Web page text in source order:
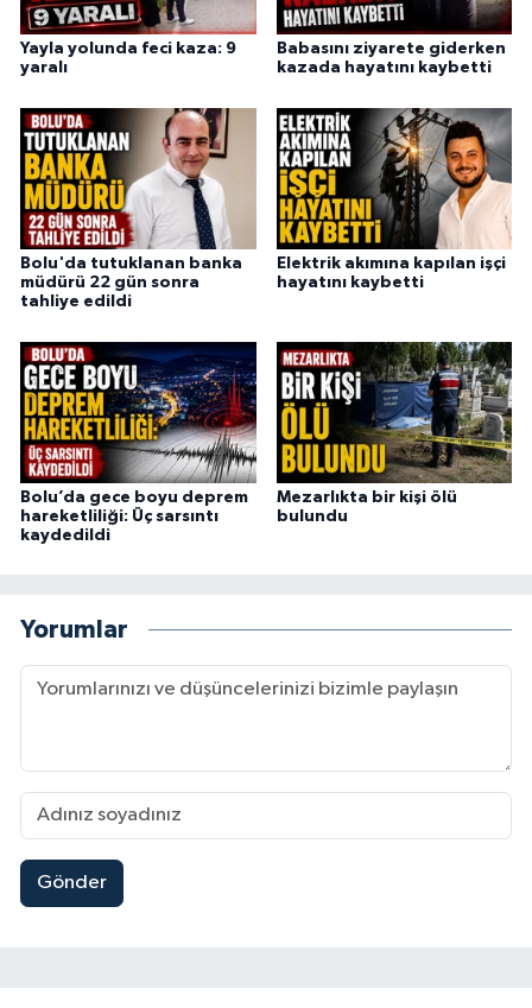
Yayla yolunda feci kaza: 9
yaralı
Babasını ziyarete giderken
kazada hayatını kaybetti
Bolu'da tutuklanan banka
müdürü 22 gün sonra
tahliye edildi
Elektrik akımına kapılan işçi
hayatını kaybetti
Bolu’da gece boyu deprem
hareketliliği: Üç sarsıntı
kaydedildi
Mezarlıkta bir kişi ölü
bulundu
Yorumlar
Gönder